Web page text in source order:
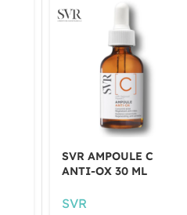
SVR AMPOULE C
ANTI-OX 30 ML
SVR